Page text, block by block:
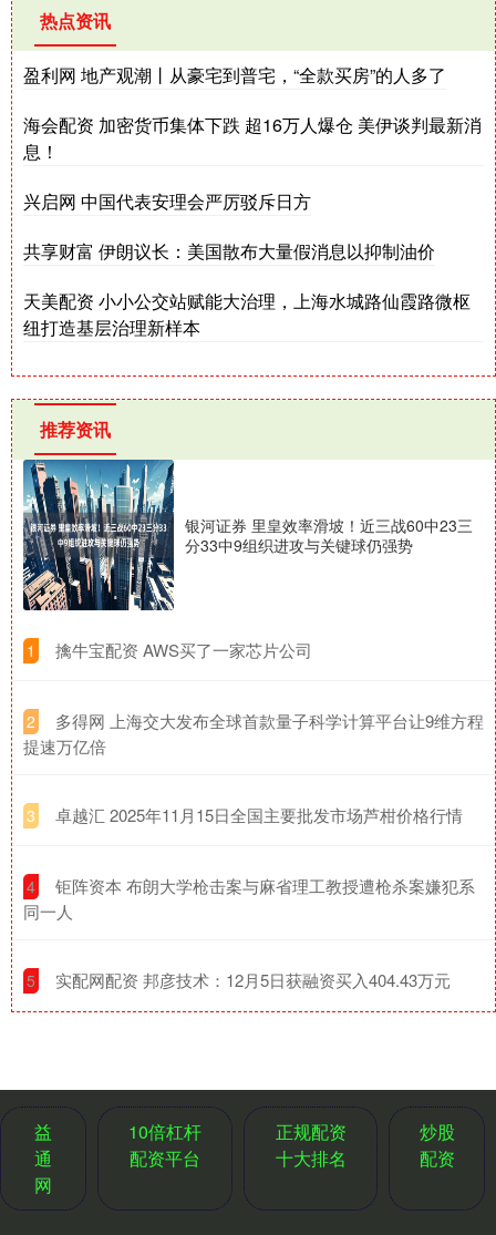
热点资讯
盈利网 地产观潮丨从豪宅到普宅，“全款买房”的人多了
海会配资 加密货币集体下跌 超16万人爆仓 美伊谈判最新消
息！
兴启网 中国代表安理会严厉驳斥日方
共享财富 伊朗议长：美国散布大量假消息以抑制油价
天美配资 小小公交站赋能大治理，上海水城路仙霞路微枢
纽打造基层治理新样本
推荐资讯
银河证券 里皇效率滑坡！近三战60中23三
分33中9组织进攻与关键球仍强势
1 ​擒牛宝配资 AWS买了一家芯片公司
2
​多得网 上海交大发布全球首款量子科学计算平台让9维方程
提速万亿倍
3 ​卓越汇 2025年11月15日全国主要批发市场芦柑价格行情
4
​钜阵资本 布朗大学枪击案与麻省理工教授遭枪杀案嫌犯系
同一人
5 ​实配网配资 邦彦技术：12月5日获融资买入404.43万元
益
通
网
10倍杠杆
配资平台
正规配资
十大排名
炒股
配资